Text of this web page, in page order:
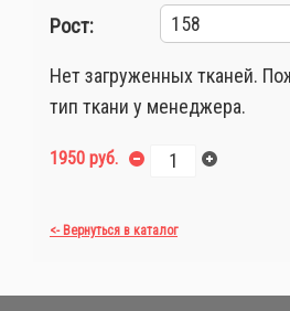
Рост:
Нет загруженных тканей.
тип ткани у менеджера.
1950 руб.
<- Вернуться в каталог